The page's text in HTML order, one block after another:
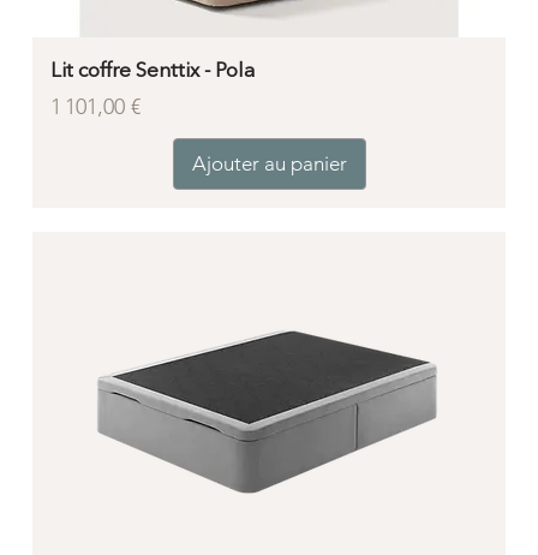
Lit coffre Senttix - Pola
Prix
1 101,00 €
Ajouter au panier